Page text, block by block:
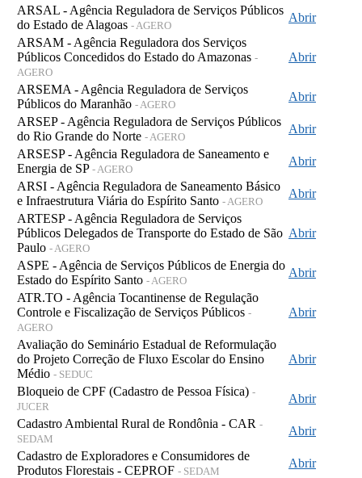
ARSAL - Agência Reguladora de Serviços Públicos
do Estado de Alagoas - AGERO
Abrir
ARSAM - Agência Reguladora dos Serviços
Públicos Concedidos do Estado do Amazonas -
AGERO
Abrir
ARSEMA - Agência Reguladora de Serviços
Públicos do Maranhão - AGERO
Abrir
ARSEP - Agência Reguladora de Serviços Públicos
do Rio Grande do Norte - AGERO
Abrir
ARSESP - Agência Reguladora de Saneamento e
Energia de SP - AGERO
Abrir
ARSI - Agência Reguladora de Saneamento Básico
e Infraestrutura Viária do Espírito Santo - AGERO
Abrir
ARTESP - Agência Reguladora de Serviços
Públicos Delegados de Transporte do Estado de São
Paulo - AGERO
Abrir
ASPE - Agência de Serviços Públicos de Energia do
Estado do Espírito Santo - AGERO
Abrir
ATR.TO - Agência Tocantinense de Regulação
Controle e Fiscalização de Serviços Públicos -
AGERO
Abrir
Avaliação do Seminário Estadual de Reformulação
do Projeto Correção de Fluxo Escolar do Ensino
Médio - SEDUC
Abrir
Bloqueio de CPF (Cadastro de Pessoa Física) -
JUCER
Abrir
Cadastro Ambiental Rural de Rondônia - CAR -
SEDAM
Abrir
Cadastro de Exploradores e Consumidores de
Produtos Florestais - CEPROF - SEDAM
Abrir